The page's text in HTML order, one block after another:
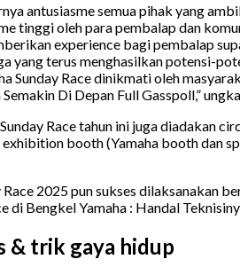
antusiasme semua pihak yang
tinggi oleh para pembalap dan
experience bagi pembalap
yang terus menghasilkan potensi-
Sunday Race dinikmati oleh
Di Depan Full Gasspoll,”
Race tahun ini juga diadakan
exhibition booth (Yamaha booth
2025 pun sukses dilaksanakan
di Bengkel Yamaha : Handal
& trik gaya hidup